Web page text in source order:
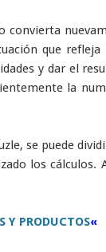
convierta
que
y dar el
la
se puede
los cálculos.
Y PRODUCTOS«